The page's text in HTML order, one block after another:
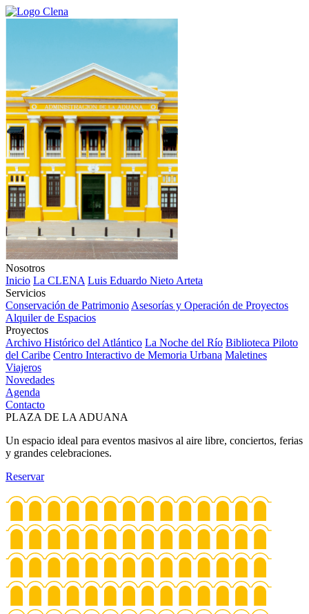
Nosotros
Inicio La CLENA Luis Eduardo Nieto Arteta
Servicios
Conservación de Patrimonio Asesorías y Operación de Proyectos
Alquiler de Espacios
Proyectos
Archivo Histórico del Atlántico La Noche del Río Biblioteca Piloto
del Caribe Centro Interactivo de Memoria Urbana Maletines
Viajeros
Novedades
Agenda
Contacto
PLAZA DE LA ADUANA
Un espacio ideal para eventos masivos al aire libre, conciertos, ferias
y grandes celebraciones.
Reservar